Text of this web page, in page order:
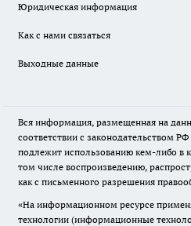
Юридическая информация
Как с нами связаться
Выходные данные
Вся информация, размещенная на
соответствии с законодательством
подлежит использованию кем-либо в
том числе воспроизведению,
как с письменного разрешения
«На информационном ресурсе
технологии (информационные